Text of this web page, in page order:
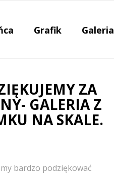
Grafik Galeria
ZA
GALERIA Z
NA SKALE.
bardzo podziękować